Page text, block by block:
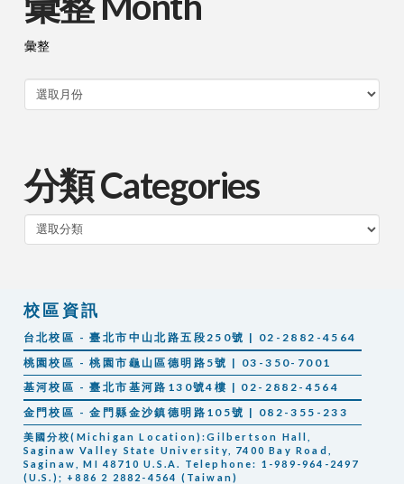
彙整
分類 Categories
類
校區資訊
台北校區 - 臺北市中山北路五段250號 | 02-2882-4564
桃園校區 - 桃園市龜山區德明路5號 | 03-350-7001
基河校區 - 臺北市基河路130號4樓 | 02-2882-4564
金門校區 - 金門縣金沙鎮德明路105號 | 082-355-233
美國分校(Michigan Location):Gilbertson Hall,
Saginaw Valley State University, 7400 Bay Road,
Saginaw, MI 48710 U.S.A. Telephone: 1-989-964-2497
(U.S.); +886 2 2882-4564 (Taiwan)